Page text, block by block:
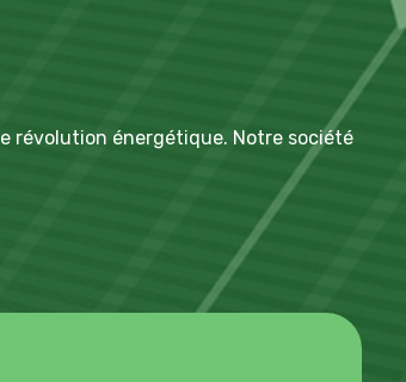
révolution énergétique. Notre société